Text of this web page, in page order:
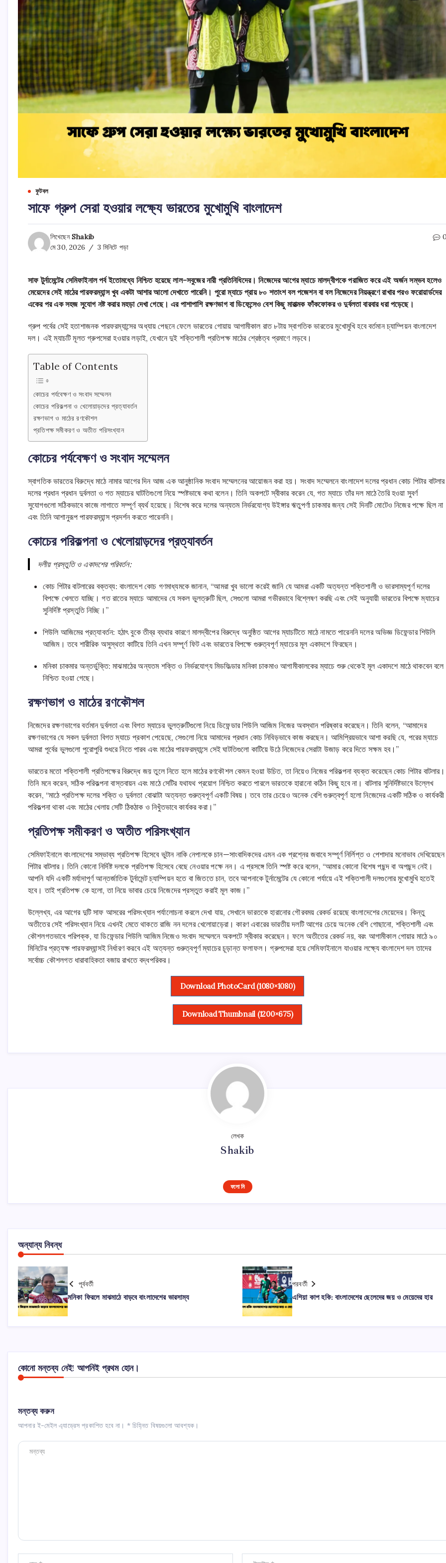
খবর
ফুটবল
সাফে গ্রুপ সেরা হওয়ার লক্ষ্যে ভারতের মুখোমুখি বাংলাদেশ
লিখেছেনShakib
মে 30, 2026
3 মিনিটে পড়া
সাফ টুর্নামেন্টের সেমিফাইনাল পর্ব ইতোমধ্যে নিশ্চিত হয়েছে লাল-সবুজের নারী প্রতিনিধিদের। নিজেদের আগের ম্যাচে মালদ্বীপকে পরাজিত করে এই অর্জন সম্ভব হলেও
মেয়েদের সেই মাঠের পারফরম্যান্স খুব একটা আশার আলো দেখাতে পারেনি। পুরো ম্যাচে প্রায় ৮০ শতাংশ বল পজেশন বা বল নিজেদের নিয়ন্ত্রণে রাখার পরও ফরোয়ার্ডদের
একের পর এক সহজ সুযোগ নষ্ট করার মহড়া দেখা গেছে। এর পাশাপাশি রক্ষণভাগ বা ডিফেন্সেও বেশ কিছু মারাত্মক ফাঁকফোকর ও দুর্বলতা বারবার ধরা পড়েছে।
গ্রুপ পর্বের সেই হতাশাজনক পারফরম্যান্সের অধ্যায় পেছনে ফেলে ভারতের গোয়ায় আগামীকাল রাত ৮টায় স্বাগতিক ভারতের মুখোমুখি হবে বর্তমান চ্যাম্পিয়ন বাংলাদেশ
দল। এই ম্যাচটি মূলত গ্রুপসেরা হওয়ার লড়াই, যেখানে দুই শক্তিশালী প্রতিপক্ষ মাঠের শ্রেষ্ঠত্ব প্রমাণে লড়বে।
Table of Contents
কোচের পর্যবেক্ষণ ও সংবাদ সম্মেলন
কোচের পরিকল্পনা ও খেলোয়াড়দের প্রত্যাবর্তন
রক্ষণভাগ ও মাঠের রণকৌশল
প্রতিপক্ষ সমীকরণ ও অতীত পরিসংখ্যান
কোচের পর্যবেক্ষণ ও সংবাদ সম্মেলন
স্বাগতিক ভারতের বিরুদ্ধে মাঠে নামার আগের দিন আজ এক আনুষ্ঠানিক সংবাদ সম্মেলনের আয়োজন করা হয়। সংবাদ সম্মেলনে বাংলাদেশ দলের প্রধান কোচ পিটার বাটলার
দলের প্রধান প্রধান দুর্বলতা ও গত ম্যাচের ঘাটতিগুলো নিয়ে স্পষ্টভাষে কথা বলেন। তিনি অকপটে স্বীকার করেন যে, গত ম্যাচে তাঁর দল মাঠে তৈরি হওয়া সুবর্ণ
সুযোগগুলো সঠিকভাবে কাজে লাগাতে সম্পূর্ণ ব্যর্থ হয়েছে। বিশেষ করে দলের অন্যতম নির্ভরযোগ্য উইঙ্গার ঋতুপর্ণা চাকমার জন্য সেই দিনটি মোটেও নিজের পক্ষে ছিল না
এবং তিনি আশানুরূপ পারফরম্যান্স প্রদর্শন করতে পারেননি।
কোচের পরিকল্পনা ও খেলোয়াড়দের প্রত্যাবর্তন
দলীয় প্রস্তুতি ও একাদশের পরিবর্তন:
কোচ পিটার বাটলারের বক্তব্য: বাংলাদেশ কোচ গণমাধ্যমকে জানান, “আমরা খুব ভালো করেই জানি যে আমরা একটি অত্যন্ত শক্তিশালী ও ভারসাম্যপূর্ণ দলের
বিপক্ষে খেলতে যাচ্ছি। গত রাতের ম্যাচে আমাদের যে সকল ভুলত্রুটি ছিল, সেগুলো আমরা গভীরভাবে বিশ্লেষণ করছি এবং সেই অনুযায়ী ভারতের বিপক্ষে ম্যাচের
সুনির্দিষ্ট প্রস্তুতি নিচ্ছি।”
শিউলি আজিমের প্রত্যাবর্তন: হঠাৎ বুকে তীব্র ব্যথার কারণে মালদ্বীপের বিরুদ্ধে অনুষ্ঠিত আগের ম্যাচটিতে মাঠে নামতে পারেননি দলের অভিজ্ঞ ডিফেন্ডার শিউলি
আজিম। তবে শারীরিক অসুস্থতা কাটিয়ে তিনি এখন সম্পূর্ণ ফিট এবং ভারতের বিপক্ষে গুরুত্বপূর্ণ ম্যাচের মূল একাদশে ফিরছেন।
মনিকা চাকমার অন্তর্ভুক্তি: মাঝমাঠের অন্যতম শক্তি ও নির্ভরযোগ্য মিডফিল্ডার মনিকা চাকমাও আগামীকালকের ম্যাচে শুরু থেকেই মূল একাদশে মাঠে থাকবেন বলে
নিশ্চিত হওয়া গেছে।
রক্ষণভাগ ও মাঠের রণকৌশল
নিজেদের রক্ষণভাগের বর্তমান দুর্বলতা এবং বিগত ম্যাচের ভুলত্রুটিগুলো নিয়ে ডিফেন্ডার শিউলি আজিম নিজের অবস্থান পরিষ্কার করেছেন। তিনি বলেন, “আমাদের
রক্ষণভাগের যে সকল দুর্বলতা বিগত ম্যাচে প্রকাশ পেয়েছে, সেগুলো নিয়ে আমাদের প্রধান কোচ নিবিড়ভাবে কাজ করছেন। আমিপ্রিয়ভাবে আশা করছি যে, পরের ম্যাচে
আমরা পূর্বের ভুলগুলো পুরোপুরি শুধরে নিতে পারব এবং মাঠের পারফরম্যান্সে সেই ঘাটতিগুলো কাটিয়ে উঠে নিজেদের সেরাটা উজাড় করে দিতে সক্ষম হব।”
ভারতের মতো শক্তিশালী প্রতিপক্ষের বিরুদ্ধে জয় তুলে নিতে হলে মাঠের রণকৌশল কেমন হওয়া উচিত, তা নিয়েও নিজের পরিকল্পনা ব্যক্ত করেছেন কোচ পিটার বাটলার।
তিনি মনে করেন, সঠিক পরিকল্পনা বাস্তবায়ন এবং মাঠে সেটির যথাযথ প্রয়োগ নিশ্চিত করতে পারলে ভারতকে হারানো কঠিন কিছু হবে না। বাটলার সুনির্দিষ্টভাবে উল্লেখ
করেন, “মাঠে প্রতিপক্ষ দলের শক্তি ও দুর্বলতা বোঝাটা অত্যন্ত গুরুত্বপূর্ণ একটি বিষয়। তবে তার চেয়েও অনেক বেশি গুরুত্বপূর্ণ হলো নিজেদের একটি সঠিক ও কার্যকরী
পরিকল্পনা থাকা এবং মাঠের খেলায় সেটি ঠিকঠাক ও নিখুঁতভাবে কার্যকর করা।”
প্রতিপক্ষ সমীকরণ ও অতীত পরিসংখ্যান
সেমিফাইনালে বাংলাদেশের সম্ভাব্য প্রতিপক্ষ হিসেবে ভুটান নাকি নেপালকে চান—সাংবাদিকদের এমন এক প্রশ্নের জবাবে সম্পূর্ণ নির্লিপ্ত ও পেশাদার মনোভাব দেখিয়েছেন
পিটার বাটলার। তিনি কোনো নির্দিষ্ট দলকে প্রতিপক্ষ হিসেবে বেছে নেওয়ার পক্ষে নন। এ প্রসঙ্গে তিনি স্পষ্ট করে বলেন, “আমার কোনো বিশেষ পছন্দ বা অপছন্দ নেই।
আপনি যদি একটি মর্যাদাপূর্ণ আন্তর্জাতিক টুর্নামেন্ট চ্যাম্পিয়ন হতে বা জিততে চান, তবে আপনাকে টুর্নামেন্টের যে কোনো পর্যায়ে এই শক্তিশালী দলগুলোর মুখোমুখি হতেই
হবে। তাই প্রতিপক্ষ কে হলো, তা নিয়ে ভাবার চেয়ে নিজেদের প্রস্তুত করাই মূল কাজ।”
উল্লেখ্য, এর আগের দুটি সাফ আসরের পরিসংখ্যান পর্যালোচনা করলে দেখা যায়, সেখানে ভারতকে হারানোর গৌরবময় রেকর্ড রয়েছে বাংলাদেশের মেয়েদের। কিন্তু
অতীতের সেই পরিসংখ্যান নিয়ে এখনই মেতে থাকতে রাজি নন দলের খেলোয়াড়েরা। কারণ এবারের ভারতীয় দলটি আগের চেয়ে অনেক বেশি গোছানো, শক্তিশালী এবং
কৌশলগতভাবে পরিপক্ক, যা ডিফেন্ডার শিউলি আজিম নিজেও সংবাদ সম্মেলনে অকপটে স্বীকার করেছেন। ফলে অতীতের রেকর্ড নয়, বরং আগামীকাল গোয়ার মাঠে ৯০
মিনিটের প্রত্যক্ষ পারফরম্যান্সই নির্ধারণ করবে এই অত্যন্ত গুরুত্বপূর্ণ ম্যাচের চূড়ান্ত ফলাফল। গ্রুপসেরা হয়ে সেমিফাইনালে যাওয়ার লক্ষ্যে বাংলাদেশ দল তাদের
সর্বোচ্চ কৌশলগত ধারাবাহিকতা বজায় রাখতে বদ্ধপরিকর।
Download PhotoCard (1080×1080)
Download Thumbnail (1200×675)
লেখক
Shakib
ফলো মি
অন্যান্য নিবন্ধ
পূর্ববর্তী
মনিকা ফিরলে মাঝমাঠে বাড়বে বাংলাদেশের ভারসাম্য
পরবর্তী
এশিয়া কাপ হকি: বাংলাদেশের ছেলেদের জয় ও মেয়েদের হার
কোনো মন্তব্য নেই! আপনিই প্রথম হোন।
মন্তব্য করুন
আপনার ই-মেইল এ্যাড্রেস প্রকাশিত হবে না। *চিহ্নিত বিষয়গুলো আবশ্যক।